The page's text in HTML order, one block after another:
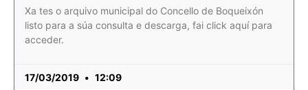
Xa tes o arquivo municipal do Concello de Boqueixón
listo para a súa consulta e descarga, fai click aquí para
acceder.
17/03/2019 12:09